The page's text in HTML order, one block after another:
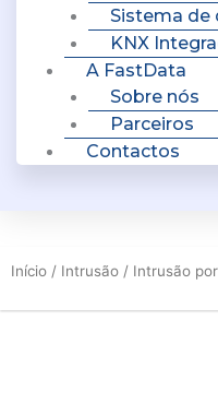
Sistema de
KNX
A FastData
Sobre nós
Parceiros
Contactos
Início / Intrusão / Intrusão